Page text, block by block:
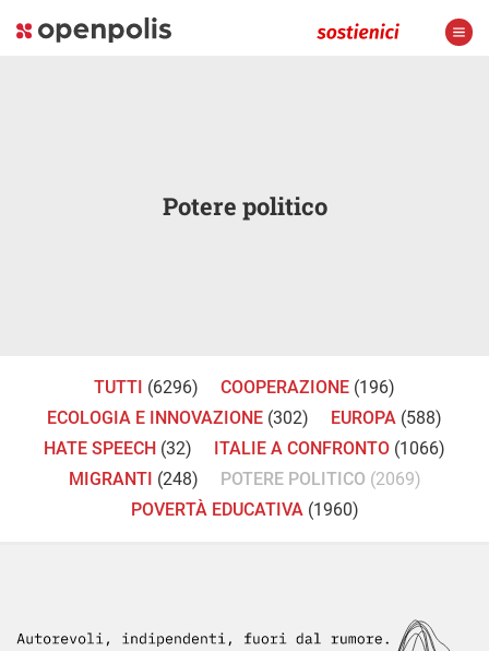
Potere politico
TUTTI (6296) COOPERAZIONE (196)
ECOLOGIA E INNOVAZIONE (302) EUROPA (588)
HATE SPEECH (32) ITALIE A CONFRONTO (1066)
MIGRANTI (248) POTERE POLITICO (2069)
POVERTÀ EDUCATIVA (1960)